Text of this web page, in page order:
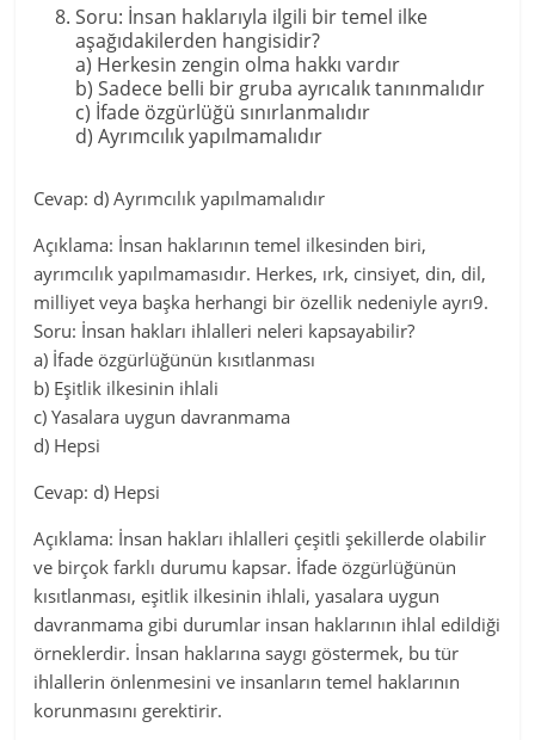
Soru: İnsan haklarıyla ilgili bir temel ilke
aşağıdakilerden hangisidir?
a) Herkesin zengin olma hakkı vardır
b) Sadece belli bir gruba ayrıcalık tanınmalıdır
c) İfade özgürlüğü sınırlanmalıdır
d) Ayrımcılık yapılmamalıdır
Cevap: d) Ayrımcılık yapılmamalıdır
Açıklama: İnsan haklarının temel ilkesinden biri,
ayrımcılık yapılmamasıdır. Herkes, ırk, cinsiyet, din, dil,
milliyet veya başka herhangi bir özellik nedeniyle ayrı9.
Soru: İnsan hakları ihlalleri neleri kapsayabilir?
a) İfade özgürlüğünün kısıtlanması
b) Eşitlik ilkesinin ihlali
c) Yasalara uygun davranmama
d) Hepsi
Cevap: d) Hepsi
Açıklama: İnsan hakları ihlalleri çeşitli şekillerde olabilir
ve birçok farklı durumu kapsar. İfade özgürlüğünün
kısıtlanması, eşitlik ilkesinin ihlali, yasalara uygun
davranmama gibi durumlar insan haklarının ihlal edildiği
örneklerdir. İnsan haklarına saygı göstermek, bu tür
ihlallerin önlenmesini ve insanların temel haklarının
korunmasını gerektirir.